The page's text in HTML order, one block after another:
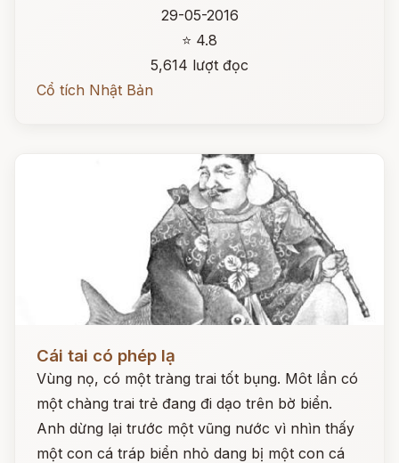
29-05-2016
⭐ 4.8
5,614 lượt đọc
Cổ tích Nhật Bản
Cái tai có phép lạ
Vùng nọ, có một tràng trai tốt bụng. Môt lần có
một chàng trai trẻ đang đi dạo trên bờ biển.
Anh dừng lại trước một vũng nước vì nhìn thấy
một con cá tráp biển nhỏ dang bị một con cá